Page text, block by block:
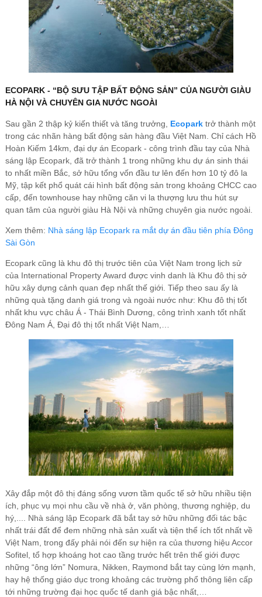
ECOPARK - “BỘ SƯU TẬP BẤT ĐỘNG SẢN” CỦA NGƯỜI GIÀU
HÀ NỘI VÀ CHUYÊN GIA NƯỚC NGOÀI
Sau gần 2 thập kỷ kiến thiết và tăng trưởng, Ecoparktrở thành một
trong các nhãn hàng bất động sản hàng đầu Việt Nam. Chỉ cách Hồ
Hoàn Kiếm 14km, đại dự án Ecopark - công trình đầu tay của Nhà
sáng lập Ecopark, đã trở thành 1 trong những khu dự án sinh thái
to nhất miền Bắc, sở hữu tổng vốn đầu tư lên đến hơn 10 tỷ đô la
Mỹ, tập kết phổ quát cái hình bất động sản trong khoảng CHCC cao
cấp, đến townhouse hay những căn vi la thượng lưu thu hút sự
quan tâm của người giàu Hà Nội và những chuyên gia nước ngoài.
Xem thêm: Nhà sáng lập Ecopark ra mắt dự án đầu tiên phía Đông
Sài Gòn
Ecopark cũng là khu đô thị trước tiên của Việt Nam trong lịch sử
của International Property Award được vinh danh là Khu đô thị sở
hữu xây dựng cảnh quan đẹp nhất thế giới. Tiếp theo sau ấy là
những quà tặng danh giá trong và ngoài nước như: Khu đô thị tốt
nhất khu vực châu Á - Thái Bình Dương, công trình xanh tốt nhất
Đông Nam Á, Đại đô thị tốt nhất Việt Nam,…
Xây đắp một đô thị đáng sống vươn tầm quốc tế sở hữu nhiều tiện
ích, phục vụ mọi nhu cầu về nhà ở, văn phòng, thương nghiệp, du
hý,.... Nhà sáng lập Ecopark đã bắt tay sở hữu những đối tác bậc
nhất trái đất để đem những nhà sản xuất và tiện thể ích tốt nhất về
Việt Nam, trong đấy phải nói đến sự hiện ra của thương hiệu Accor
Sofitel, tổ hợp khoáng hot cao tầng trước hết trên thế giới được
những “ông lớn” Nomura, Nikken, Raymond bắt tay cùng lớn mạnh,
hay hệ thống giáo dục trong khoảng các trường phổ thông liên cấp
tới những trường đại học quốc tế danh giá bậc nhất,…